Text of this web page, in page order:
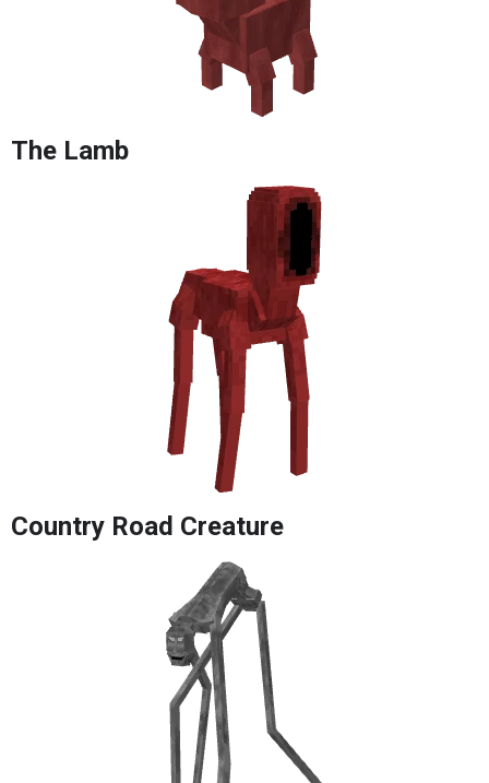
The Lamb
Country Road Creature